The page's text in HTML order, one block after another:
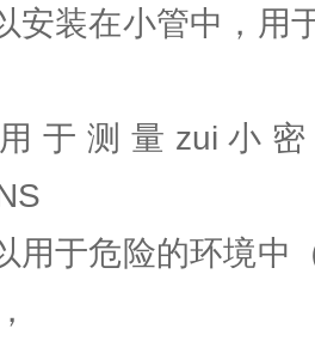
安装在小管中，用
于 测 量 zui 小
用于危险的环境中